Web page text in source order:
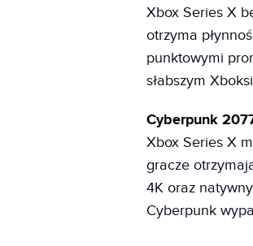
Xbox Series X
otrzyma
punktowymi
słabszym
Cyberpunk
Xbox Series X
gracze
4K oraz
Cyberpunk